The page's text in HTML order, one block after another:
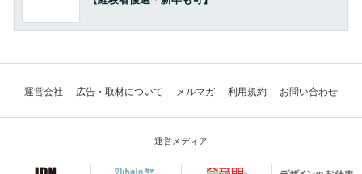
運営会社 広告・取材について メルマガ 利用規約 お問い合わせ
運営メディア